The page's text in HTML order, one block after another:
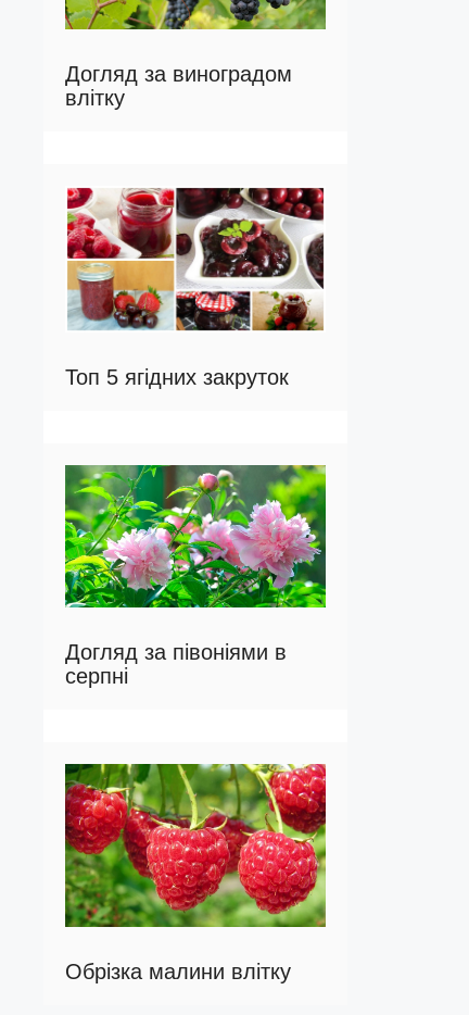
Догляд за виноградом
влітку
Топ 5 ягідних закруток
Догляд за півоніями в
серпні
Обрізка малини влітку